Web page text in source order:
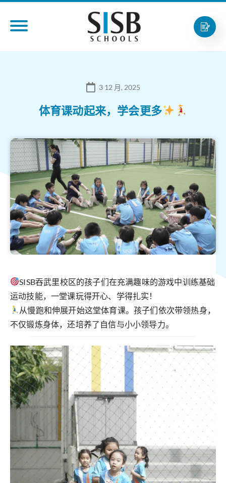
3 12 月, 2025
体育课动起来，学会更多
SISB吞武里校区的孩子们在充满趣味的游戏中训练基础
运动技能，一堂课玩得开心、学得扎实！
从慢跑和伸展开始这堂体育课。孩子们依次带领热身，
不仅锻炼身体，还培养了自信与小小领导力。